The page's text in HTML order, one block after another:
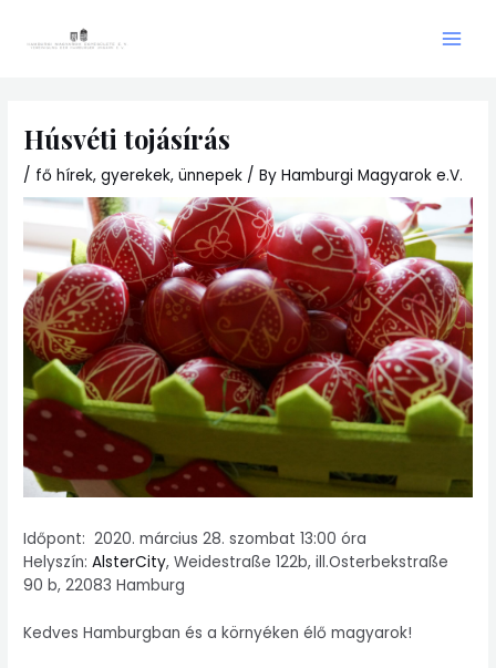
Húsvéti tojásírás
/ fő hírek,gyerekek,ünnepek / ByHamburgi Magyarok e.V.
Időpont: 2020. március 28. szombat 13:00 óra
Helyszín:AlsterCity, Weidestraße 122b, ill.Osterbekstraße
90 b, 22083 Hamburg
Kedves Hamburgban és a környéken élő magyarok!